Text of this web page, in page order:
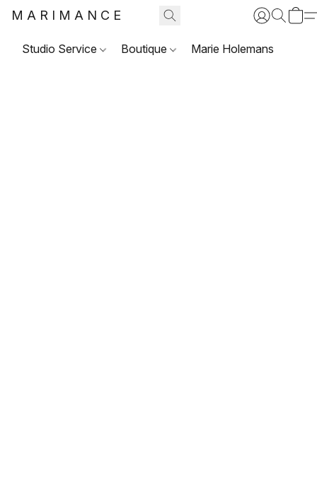
MARIMANCE
Studio Service Boutique Marie Holemans